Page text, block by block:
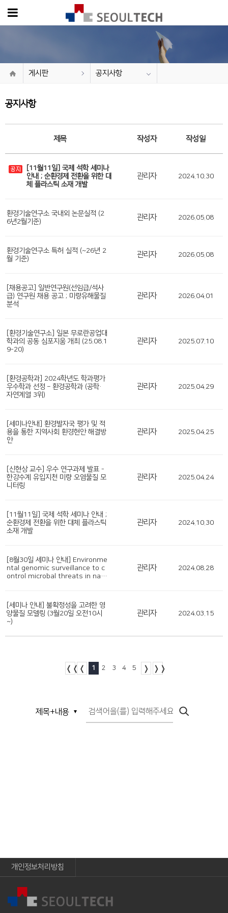
게시판 공지사항
공지사항
제목 작성자 작성일
[11월11일] 국제 석학 세미나
안내 ; 순환경제 전환을 위한 대
체 플라스틱 소재 개발
관리자 2024.10.30
환경기술연구소 국내외 논문실적 (2
6년2월기준)
관리자 2026.05.08
환경기술연구소 특허 실적 (~26년 2
월 기준)
관리자 2026.05.08
[채용공고] 일반연구원(선임급/석사
급) 연구원 채용 공고 ; 미량유해물질
분석
관리자 2026.04.01
[환경기술연구소] 일본 무로란공업대
학과의 공동 심포지움 개최 (25.08.1
9-20)
관리자 2025.07.10
[환경공학과] 2024학년도 학과평가
우수학과 선정 – 환경공학과 (공학·
자연계열 3위)
관리자 2025.04.29
[세미나안내] 환경발자국 평가 및 적
용을 통한 지역사회 환경현안 해결방
안
관리자 2025.04.25
[신현상 교수] 우수 연구과제 발표 -
한강수계 유입지천 미량 오염물질 모
니터링
관리자 2025.04.24
[11월11일] 국제 석학 세미나 안내 ;
순환경제 전환을 위한 대체 플라스틱
소재 개발
관리자 2024.10.30
[8월30일 세미나 안내] Environme
ntal genomic surveillance to c
ontrol microbal threats in nat
관리자 2024.08.28
[세미나 안내] 불확정성을 고려한 영
양물질 모델링 (3월20일 오전10시
~)
관리자 2024.03.15
1 2 3 4 5
개인정보처리방침